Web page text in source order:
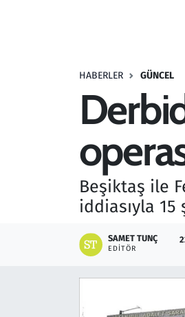
HABERLER GÜNCEL
Beşiktaş ile
iddiasıyla 15
SAMET TUNÇ
EDITÖR
Teknoloji ve Bilim
Televizyon